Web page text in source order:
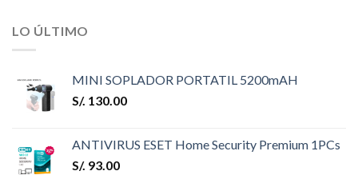
LO ÚLTIMO
MINI SOPLADOR PORTATIL 5200mAH
S/. 130.00
ANTIVIRUS ESET Home Security Premium 1PCs
S/. 93.00